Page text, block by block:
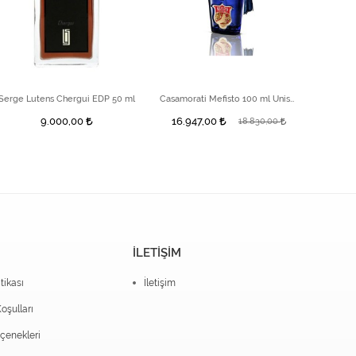
Lutens Chergui EDP 50 ml
9.000,00 16.947,00 18.830,00
İLETİŞİM
İletişim